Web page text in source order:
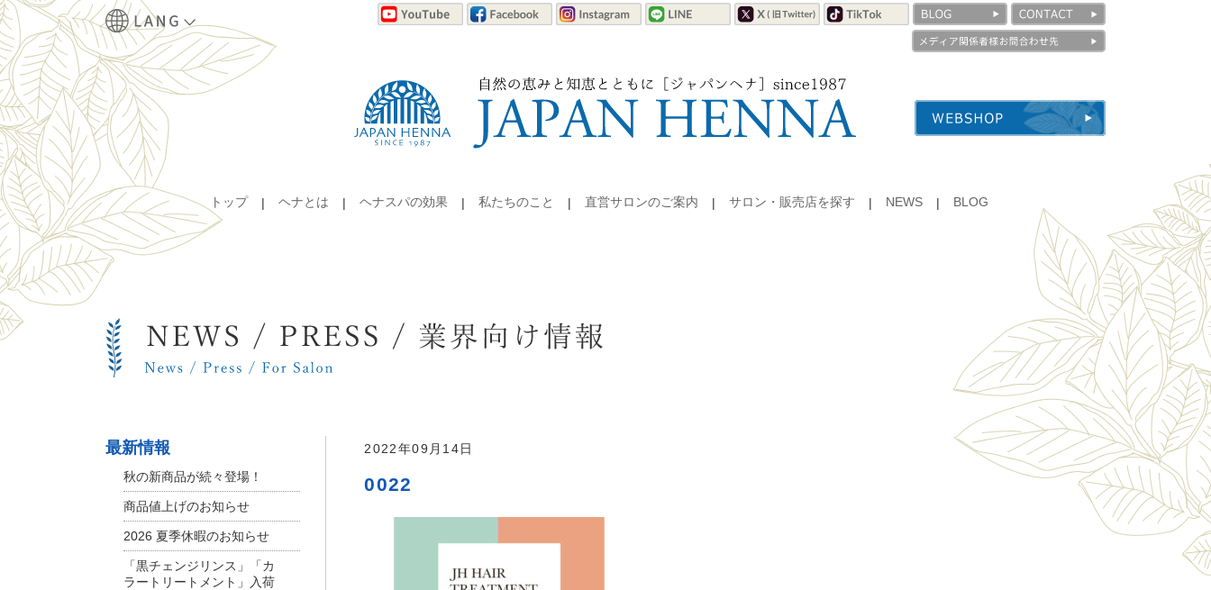
トップ ヘナとは ヘナスパの効果 私たちのこと 直営サロンのご案内 サロン・販売店を探す NEWS BLOG
2022年09月14日
0022
最新情報
秋の新商品が続々登場！
商品値上げのお知らせ
2026 夏季休暇のお知らせ
「黒チェンジリンス」「カ
ラートリートメント」入荷